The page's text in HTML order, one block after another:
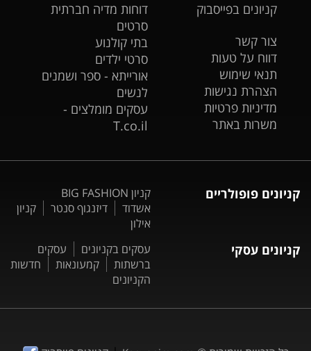
קניונים בפייסבוק
צור קשר
דווח על טעות
תנאי שימוש
הצהרת נגישות
מדיניות פרטיות
משרות באתר
דוחות מדיה חברתית
סרטים
בתי קולנוע
סרטי ילדים
אורייתא - ספר ושמנים
לנשים
עסקים מומלצים -
T.co.il
קניונים פופולריים
קניון BIG FASHION
אשדוד
דיזנגוף סנטר
קניון
אילון
קניונים עסקי עסקים בקניונים
עסקים
ברשתות
קמעונאות
חדשות
הקניונים